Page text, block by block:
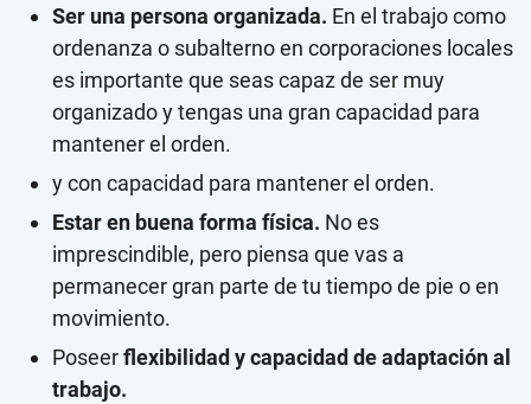
Ser una persona organizada. En el trabajo como
ordenanza o subalterno en corporaciones locales
es importante que seas capaz de ser muy
organizado y tengas una gran capacidad para
mantener el orden.
y con capacidad para mantener el orden.
Estar en buena forma física. No es
imprescindible, pero piensa que vas a
permanecer gran parte de tu tiempo de pie o en
movimiento.
Poseerflexibilidad y capacidad de adaptación al
trabajo.